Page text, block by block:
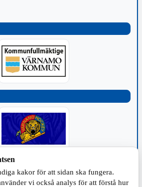
kakor för att sidan ska fungera.
vi också analys för att förstå hur